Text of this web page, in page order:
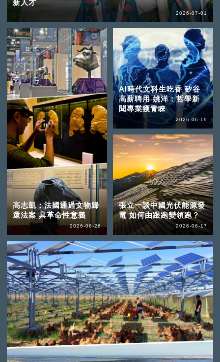
新人才
2026-07-01
高志凱：法國通過文物歸
還法案 具革命性意義
2026-06-26
AI時代文科生吃香 矽谷
高薪聘用 姚洋：哲學新
聞專業獲青睞
2026-06-19
張立一談中國光伏能源發
電 如何由跟跑變領跑？
2026-06-17